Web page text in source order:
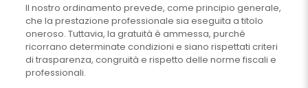
Il nostro ordinamento prevede, come principio generale,
che la prestazione professionale sia eseguita a titolo
oneroso. Tuttavia, la gratuità è ammessa, purché
ricorrano determinate condizioni e siano rispettati criteri
di trasparenza, congruità e rispetto delle norme fiscali e
professionali.